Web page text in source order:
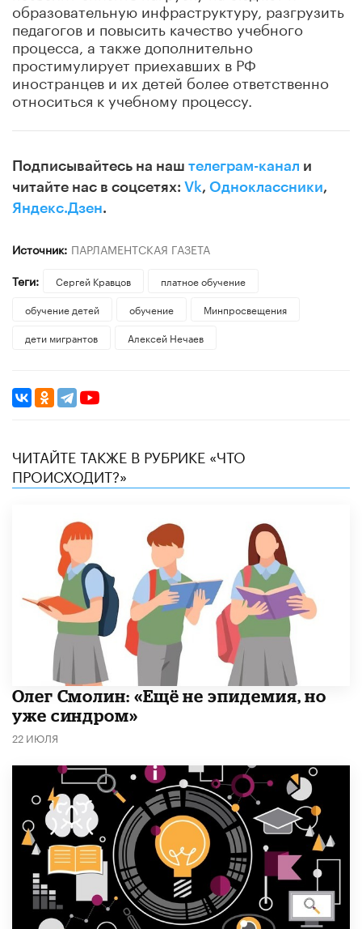
образовательную инфраструктуру, разгрузить
педагогов и повысить качество учебного
процесса, а также дополнительно
простимулирует приехавших в РФ
иностранцев и их детей более ответственно
относиться к учебному процессу.
Подписывайтесь на наш телеграм-канал и
читайте нас в соцсетях: Vk, Одноклассники,
Яндекс.Дзен.
Источник: ПАРЛАМЕНТСКАЯ ГАЗЕТА
Теги:
Сергей Кравцов
платное обучение
обучение детей
обучение
Минпросвещения
дети мигрантов
Алексей Нечаев
ЧИТАЙТЕ ТАКЖЕ В РУБРИКЕ «ЧТО
ПРОИСХОДИТ?»
​Олег Смолин: «Ещё не эпидемия, но
уже синдром»
22 ИЮЛЯ